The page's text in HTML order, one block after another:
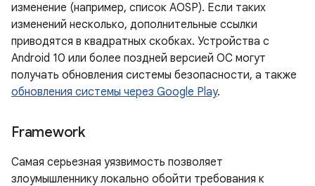
изменение (например, список AOSP). Если таких
изменений несколько, дополнительные ссылки
приводятся в квадратных скобках. Устройства с
Android 10 или более поздней версией ОС могут
получать обновления системы безопасности, а также
обновления системы через Google Play.
Framework
Самая серьезная уязвимость позволяет
злоумышленнику локально обойти требования к